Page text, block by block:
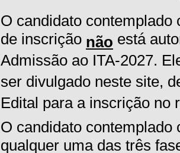
O candidato contemplado
de inscrição não está
Admissão ao ITA-2027.
ser divulgado neste site,
Edital para a inscrição no
O candidato contemplado
qualquer uma das três